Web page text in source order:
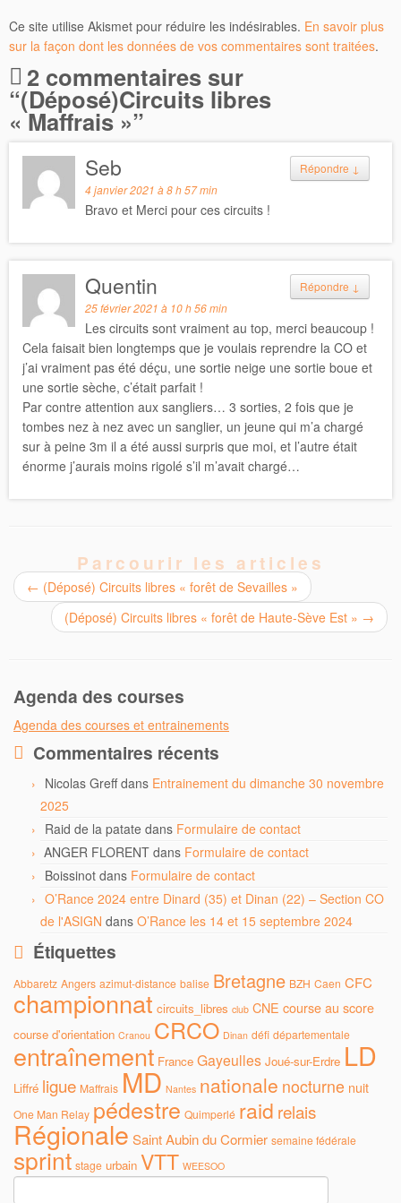
Ce site utilise Akismet pour réduire les indésirables. En savoir plus
sur la façon dont les données de vos commentaires sont traitées.
2 commentaires sur
“(Déposé)Circuits libres
« Maffrais »”
Répondre ↓
Seb
4 janvier 2021 à 8 h 57 min
Bravo et Merci pour ces circuits !
Répondre ↓
Quentin
25 février 2021 à 10 h 56 min
Les circuits sont vraiment au top, merci beaucoup !
Cela faisait bien longtemps que je voulais reprendre la CO et
j’ai vraiment pas été déçu, une sortie neige une sortie boue et
une sortie sèche, c’était parfait !
Par contre attention aux sangliers… 3 sorties, 2 fois que je
tombes nez à nez avec un sanglier, un jeune qui m’a chargé
sur à peine 3m il a été aussi surpris que moi, et l’autre était
énorme j’aurais moins rigolé s’il m’avait chargé…
Parcourir les articles
← (Déposé) Circuits libres « forêt de Sevailles »
(Déposé) Circuits libres « forêt de Haute-Sève Est » →
Agenda des courses
Agenda des courses et entrainements
Commentaires récents
Nicolas Greffdans Entrainement du dimanche 30 novembre
2025
Raid de la patate dans Formulaire de contact
ANGER FLORENT dans Formulaire de contact
Boissinot dans Formulaire de contact
O’Rance 2024 entre Dinard (35) et Dinan (22) – Section CO
de l'ASIGN dans O’Rance les 14 et 15 septembre 2024
Étiquettes
Abbaretz Angers azimut-distance balise Bretagne BZH Caen CFC
championnat circuits_libres club CNE course au score
course d'orientation Cranou CRCO Dinan défi départementale
entraînement France Gayeulles Joué-sur-Erdre LD
Liffré ligue Maffrais MD Nantes nationale nocturne nuit
One Man Relay pédestre Quimperlé raid relais
Régionale Saint Aubin du Cormier semaine fédérale
sprint stage urbain VTT WEESOO